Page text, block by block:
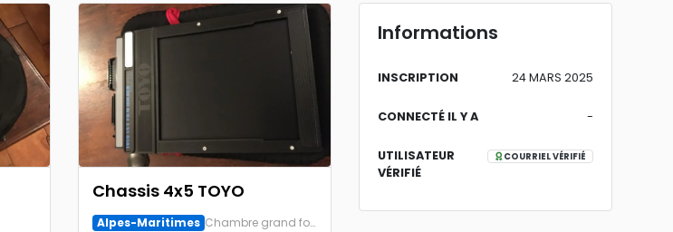
Chassis 4x5 TOYO
Alpes-Maritimes Chambre grand format
Informations
INSCRIPTION 24 MARS 2025
CONNECTÉ IL Y A -
UTILISATEUR
VÉRIFIÉ
COURRIEL VÉRIFIÉ